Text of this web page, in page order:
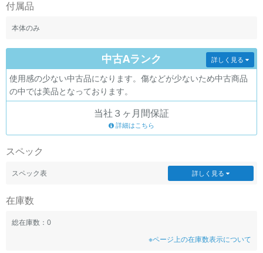
付属品
本体のみ
中古Aランク
使用感の少ない中古品になります。傷などが少ないため中古商品
の中では美品となっております。
詳しく見る
当社３ヶ月間保証
詳細はこちら
スペック
スペック表 詳しく見る
在庫数
総在庫数：0
※ページ上の在庫数表示について
「新品」「未使用」「中古」など
CPU
OSの絞り込み
メモリ